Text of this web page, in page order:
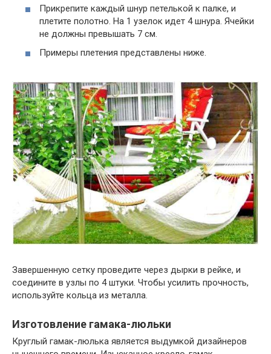
Прикрепите каждый шнур петелькой к палке, и
плетите полотно. На 1 узелок идет 4 шнура. Ячейки
не должны превышать 7 см.
Примеры плетения представлены ниже.
Завершенную сетку проведите через дырки в рейке, и
соедините в узлы по 4 штуки. Чтобы усилить прочность,
используйте кольца из металла.
Изготовление гамака-люльки
Круглый гамак-люлька является выдумкой дизайнеров